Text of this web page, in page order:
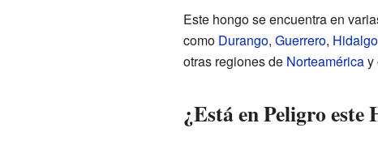
Este hongo se encuentra en
como Durango, Guerrero, Hidalgo
otras regiones de Norteaméricay
¿Está en Peligro este